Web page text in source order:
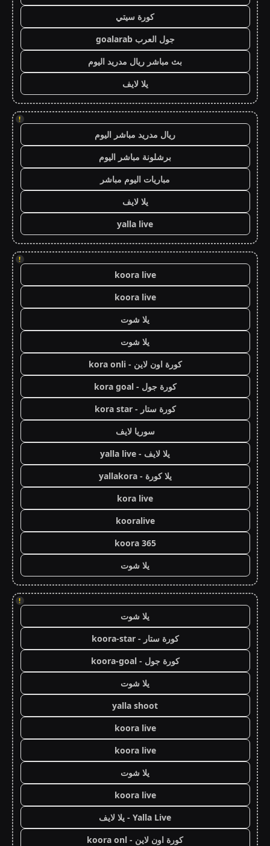
كورة سيتي
جول العرب goalarab
بث مباشر ريال مدريد اليوم
يلا لايف
!
ريال مدريد مباشر اليوم
برشلونة مباشر اليوم
مباريات اليوم مباشر
يلا لايف
yalla live
!
koora live
koora live
يلا شوت
يلا شوت
كورة اون لاين - kora onli
كورة جول - kora goal
كورة ستار - kora star
سوريا لايف
يلا لايف - yalla live
يلا كورة - yallakora
kora live
kooralive
koora 365
يلا شوت
!
يلا شوت
كورة ستار - koora-star
كورة جول - koora-goal
يلا شوت
yalla shoot
koora live
koora live
يلا شوت
koora live
Yalla Live - يلا لايف
كورة اون لاين - koora onl